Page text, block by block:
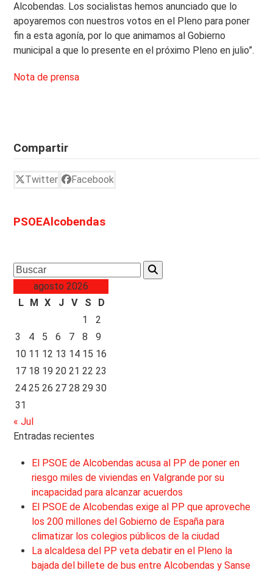
Alcobendas. Los socialistas hemos anunciado que lo
apoyaremos con nuestros votos en el Pleno para poner
fin a esta agonía, por lo que animamos al Gobierno
municipal a que lo presente en el próximo Pleno en julio”.
Nota de prensa
Compartir
Twitter Facebook
PSOEAlcobendas
Search
agosto 2026
L M X J V S
D
1
2
3
4 5 6 7 8
9
10 11 12 13 14 15 16
17 18 19 20 21 22 23
24 25 26 27 28 29 30
31
« Jul
Entradas recientes
El PSOE de Alcobendas acusa al PP de poner en
riesgo miles de viviendas en Valgrande por su
incapacidad para alcanzar acuerdos
El PSOE de Alcobendas exige al PP que aproveche
los 200 millones del Gobierno de España para
climatizar los colegios públicos de la ciudad
La alcaldesa del PP veta debatir en el Pleno la
bajada del billete de bus entre Alcobendas y Sanse